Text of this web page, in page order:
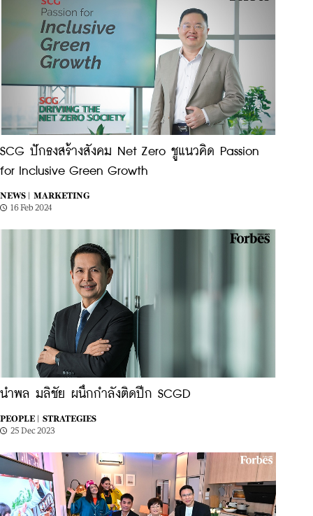
SCG ปักธงสร้างสังคม Net Zero ชูแนวคิด Passion
for Inclusive Green Growth
NEWS |
MARKETING
16 Feb 2024
นำพล มลิชัย ผนึกกำลังติดปีก SCGD
PEOPLE |
STRATEGIES
25 Dec 2023